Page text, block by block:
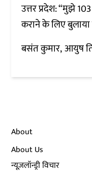
उत्तर प्रदेश: “मुझे
कराने के लिए बुलाया
बसंत कुमार आयुष
About
About Us
न्यूज़लॉन्ड्री विचार